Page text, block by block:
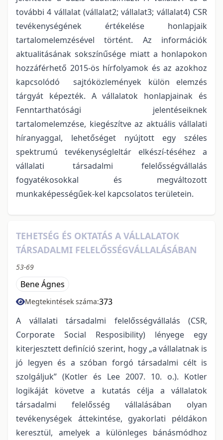
további 4 vállalat (vállalat2; vállalat3; vállalat4) CSR
tevékenységének értékelése honlapjaik
tartalomelemzésével történt. Az információk
aktualitásának sokszínűsége miatt a honlapokon
hozzáférhető 2015-ös hírfolyamok és az azokhoz
kapcsolódó sajtóközlemények külön elemzés
tárgyát képezték. A vállalatok honlapjainak és
Fenntarthatósági jelentéseiknek
tartalomelemzése, kiegészítve az aktuális vállalati
híranyaggal, lehetőséget nyújtott egy széles
spektrumú tevékenységleltár elkészí-téséhez a
vállalati társadalmi felelősségvállalás
fogyatékosokkal és megváltozott
munkaképességűek-kel kapcsolatos területein.
TEHETSÉG ÉS OKTATÁS A VÁLLALATOK
TÁRSADALMI FELELŐSSÉGVÁLLALÁSÁBAN
53-69
Bene Ágnes
Megtekintések száma:373
A vállalati társadalmi felelősségvállalás (CSR,
Corporate Social Resposibility) lényege egy
kiterjesztett definíció szerint, hogy „a vállalatnak is
jó legyen és a szóban forgó társadalmi célt is
szolgáljuk” (Kotler és Lee 2007. 10. o.). Kotler
logikáját követve a kutatás célja a vállalatok
társadalmi felelősség vállalásában olyan
tevékenységek áttekintése, gyakorlati példákon
keresztül, amelyek a különleges bánásmódhoz